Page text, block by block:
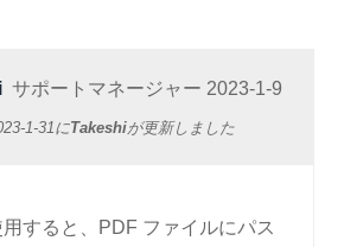
サポートマネージャー 2023-1-9
1-31にTakeshiが更新しました
すると、PDF ファイルにパス